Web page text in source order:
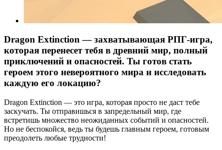
Dragon Extinction — захватывающая РПГ-игра,
которая перенесет тебя в древний мир, полный
приключений и опасностей. Ты готов стать
героем этого невероятного мира и исследовать
каждую его локацию?
Dragon Extinction — это игра, которая просто не даст тебе
заскучать. Ты отправишься в запредельный мир, где
встретишь множество неожиданных событий и опасностей.
Но не беспокойся, ведь ты будешь главным героем, готовым
преодолеть любые трудности!